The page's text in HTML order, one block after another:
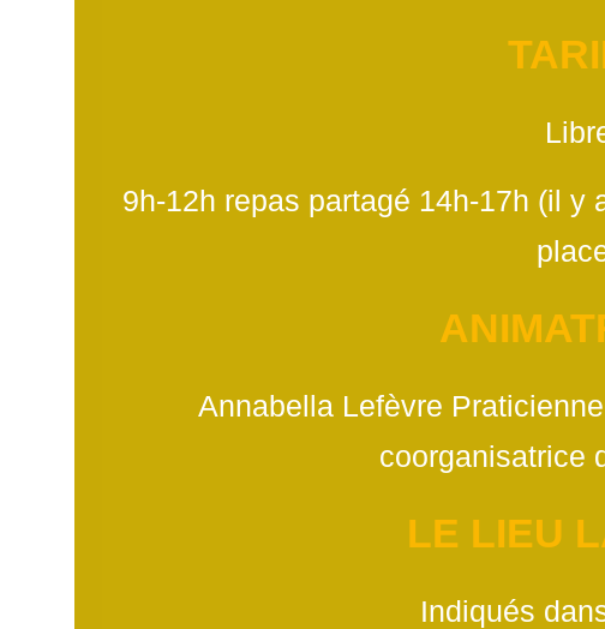
9h-12h repas partagé 14h-17h (il y
Annabella Lefèvre
coorganisatrice
LE LIEU
Indiqués